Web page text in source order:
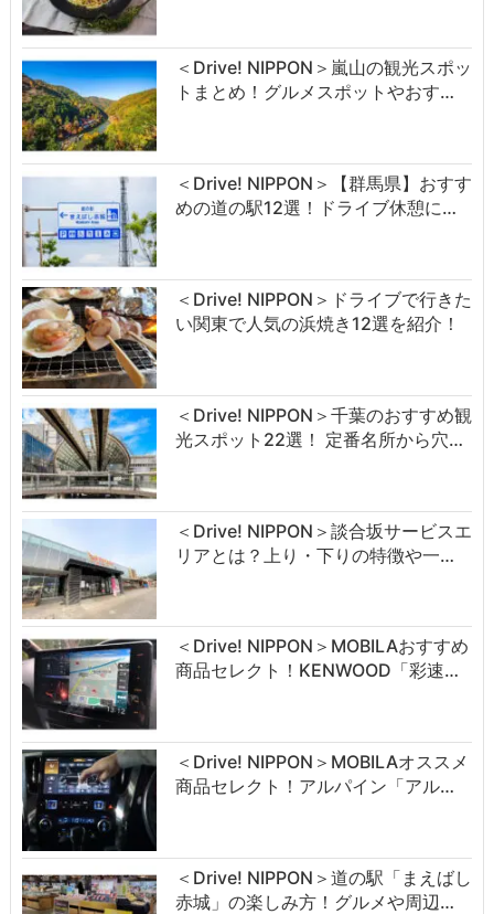
＜Drive! NIPPON＞嵐山の観光スポッ
トまとめ！グルメスポットやおす…
＜Drive! NIPPON＞【群馬県】おすす
めの道の駅12選！ドライブ休憩に…
＜Drive! NIPPON＞ドライブで行きた
い関東で人気の浜焼き12選を紹介！
＜Drive! NIPPON＞千葉のおすすめ観
光スポット22選！ 定番名所から穴…
＜Drive! NIPPON＞談合坂サービスエ
リアとは？上り・下りの特徴や一…
＜Drive! NIPPON＞MOBILAおすすめ
商品セレクト！KENWOOD「彩速…
＜Drive! NIPPON＞MOBILAオススメ
商品セレクト！アルパイン「アル…
＜Drive! NIPPON＞道の駅「まえばし
赤城」の楽しみ方！グルメや周辺…